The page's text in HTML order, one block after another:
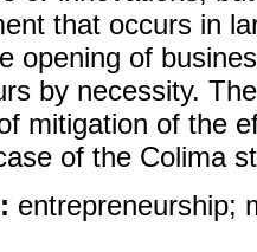
that occurs in
opening of
by necessity.
mitigation of the
of the Colima
entrepreneurship;